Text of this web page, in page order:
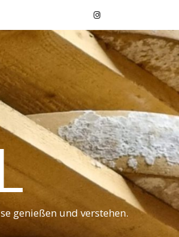
genießen und verstehen.